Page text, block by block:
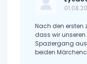
Nach den ersten
dass wir
Spaziergang
beiden